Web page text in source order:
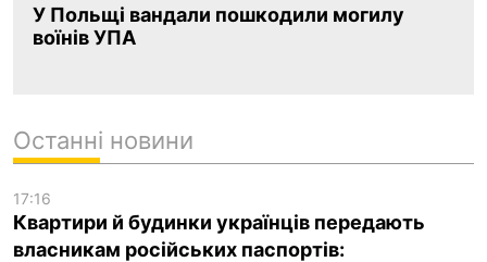
У Польщі вандали пошкодили могилу
воїнів УПА
Останні новини
17:16
Квартири й будинки українців передають
власникам російських паспортів: